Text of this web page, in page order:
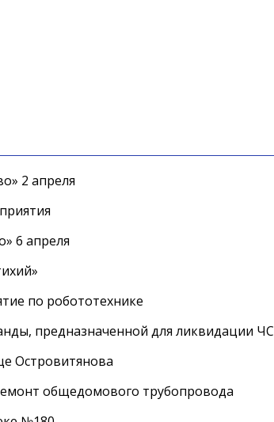
2 апреля
6 апреля
по робототехнике
предназначенной для ликвидации ЧС
Островитянова
общедомового трубопровода